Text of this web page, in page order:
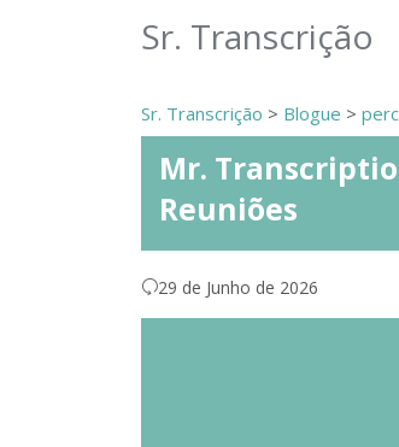
Sr. Transcrição
Sr. Transcrição > Blogue >
Mr.
Reuniões
29 de Junho de 2026